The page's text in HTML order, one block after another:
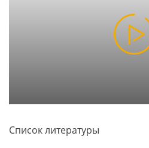
Список литературы